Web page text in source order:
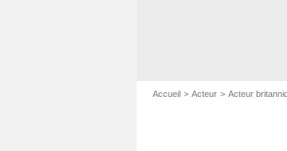
Accueil Acteur Acteur